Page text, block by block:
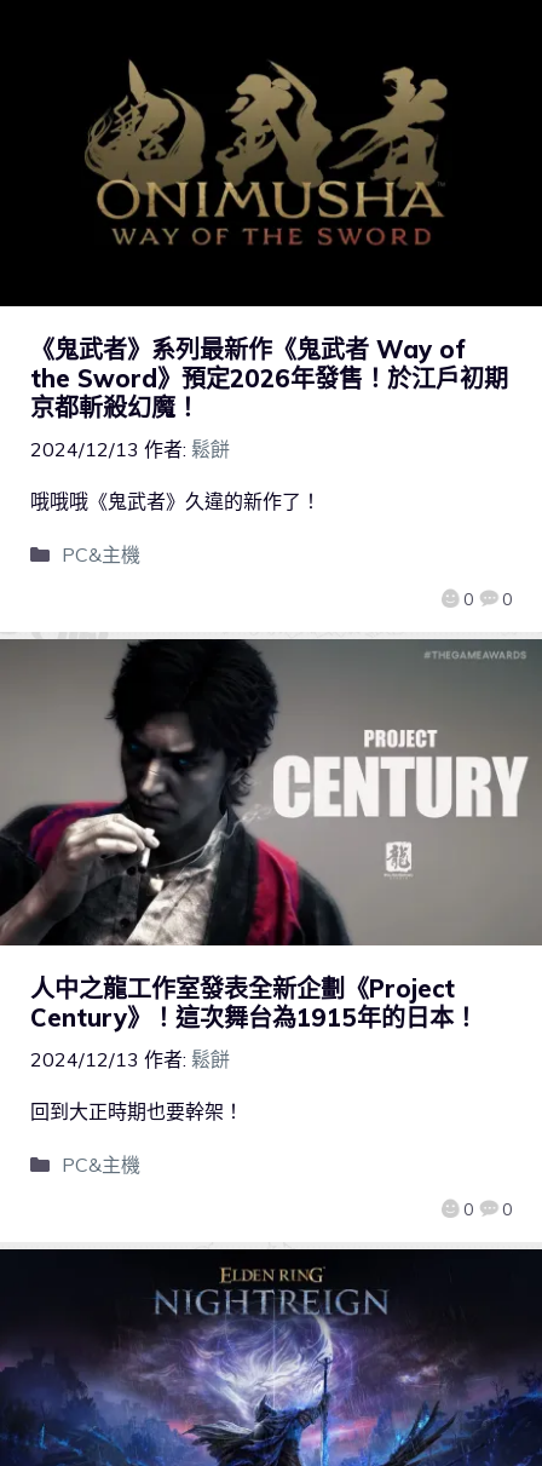
《鬼武者》系列最新作《鬼武者 Way of
the Sword》預定2026年發售！於江戶初期
京都斬殺幻魔！
2024/12/13 作者: 鬆餅
0 0
哦哦哦《鬼武者》久違的新作了！
PC&主機
人中之龍工作室發表全新企劃《Project
Century》！這次舞台為1915年的日本！
2024/12/13 作者: 鬆餅
0 0
回到大正時期也要幹架！
PC&主機